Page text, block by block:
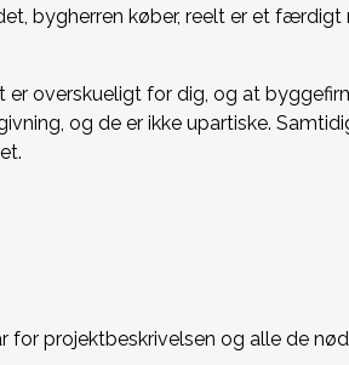
bygherren køber, reelt er et færdigt
overskueligt for dig, og at
og de er ikke upartiske.
for projektbeskrivelsen og alle de